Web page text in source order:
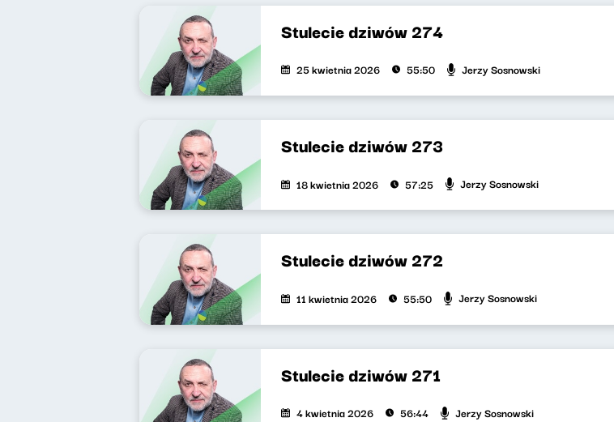
Stulecie dziwów 274
25 kwietnia 2026 55:50 Jerzy Sosnowski
Stulecie dziwów 273
18 kwietnia 2026 57:25 Jerzy Sosnowski
Stulecie dziwów 272
11 kwietnia 2026 55:50 Jerzy Sosnowski
Stulecie dziwów 271
4 kwietnia 2026 56:44 Jerzy Sosnowski